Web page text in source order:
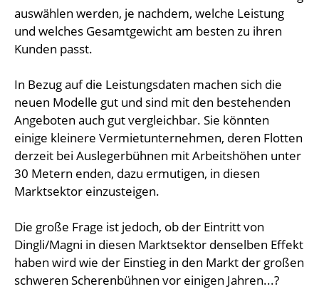
auswählen werden, je nachdem, welche Leistung
und welches Gesamtgewicht am besten zu ihren
Kunden passt.
In Bezug auf die Leistungsdaten machen sich die
neuen Modelle gut und sind mit den bestehenden
Angeboten auch gut vergleichbar. Sie könnten
einige kleinere Vermietunternehmen, deren Flotten
derzeit bei Auslegerbühnen mit Arbeitshöhen unter
30 Metern enden, dazu ermutigen, in diesen
Marktsektor einzusteigen.
Die große Frage ist jedoch, ob der Eintritt von
Dingli/Magni in diesen Marktsektor denselben Effekt
haben wird wie der Einstieg in den Markt der großen
schweren Scherenbühnen vor einigen Jahren...?